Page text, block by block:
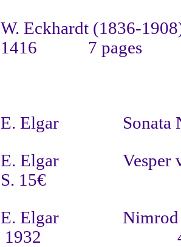
W. Eckhardt (1836-
1416
7 pages
E. Elgar
Sonata
E. Elgar
Vesper
S. 15€
E. Elgar
1932